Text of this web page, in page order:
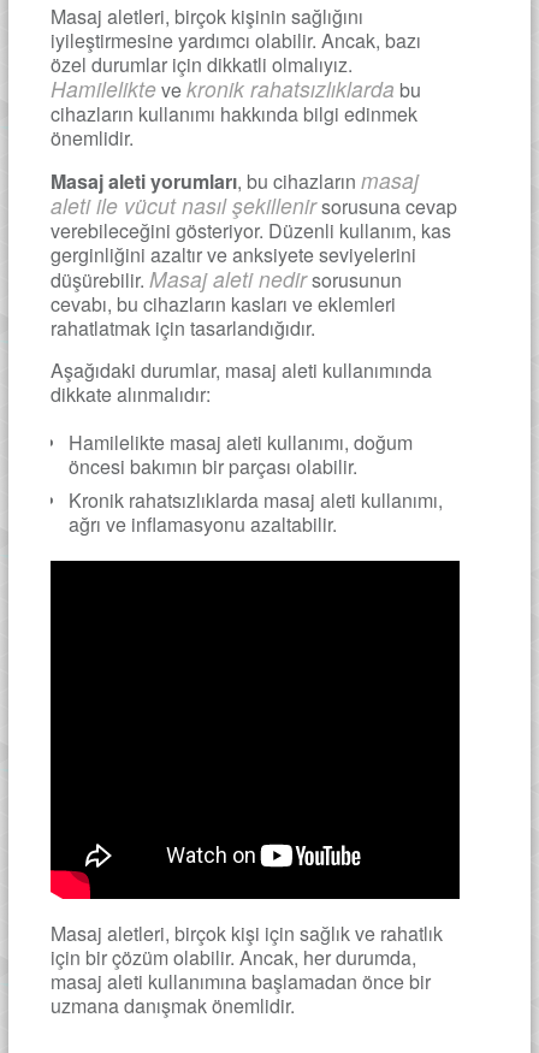
Masaj aletleri, birçok kişinin sağlığını
iyileştirmesine yardımcı olabilir. Ancak, bazı
özel durumlar için dikkatli olmalıyız.
Hamileliktevekronik rahatsızlıklarda bu
cihazların kullanımı hakkında bilgi edinmek
önemlidir.
Masaj aleti yorumları, bu cihazların masaj
aleti ile vücut nasıl şekillenirsorusuna cevap
verebileceğini gösteriyor. Düzenli kullanım, kas
gerginliğini azaltır ve anksiyete seviyelerini
düşürebilir. Masaj aleti nedirsorusunun
cevabı, bu cihazların kasları ve eklemleri
rahatlatmak için tasarlandığıdır.
Aşağıdaki durumlar, masaj aleti kullanımında
dikkate alınmalıdır:
Hamilelikte masaj aleti kullanımı, doğum
öncesi bakımın bir parçası olabilir.
Kronik rahatsızlıklarda masaj aleti kullanımı,
ağrı ve inflamasyonu azaltabilir.
Masaj aletleri, birçok kişi için sağlık ve rahatlık
için bir çözüm olabilir. Ancak, her durumda,
masaj aleti kullanımına başlamadan önce bir
uzmana danışmak önemlidir.